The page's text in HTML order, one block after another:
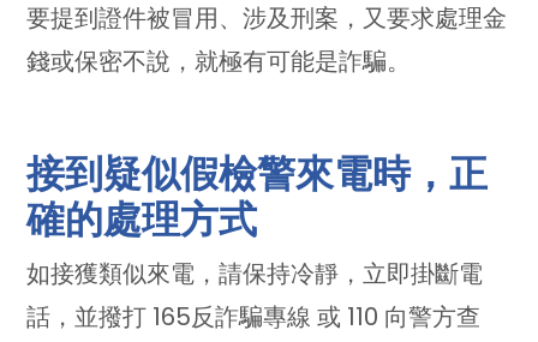
要提到證件被冒用、涉及刑案，又要求處理金
錢或保密不說，就極有可能是詐騙。
接到疑似假檢警來電時，正
確的處理方式
如接獲類似來電，請保持冷靜，立即掛斷電
話，並撥打 165反詐騙專線 或 110 向警方查